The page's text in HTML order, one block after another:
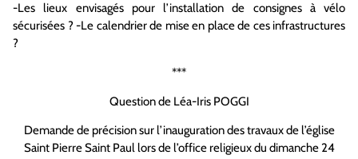
-Les lieux envisagés pour l’installation de consignes à vélo
sécurisées ? -Le calendrier de mise en place de ces infrastructures
?
***
Question de Léa-Iris POGGI
Demande de précision sur l’inauguration des travaux de l’église
Saint Pierre Saint Paul lors de l’office religieux du dimanche 24